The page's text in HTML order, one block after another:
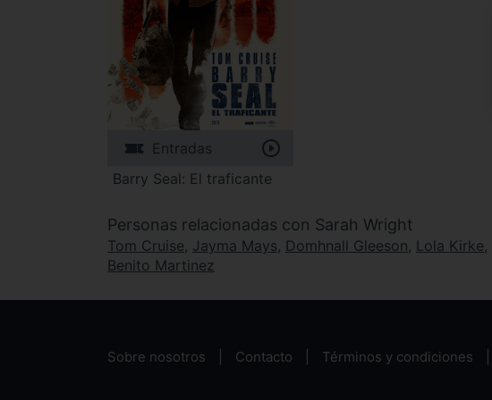
Entradas
Barry Seal: El traficante
Personas relacionadas con Sarah Wright
Tom Cruise, Jayma Mays, Domhnall Gleeson, Lola Kirke,
Benito Martinez
Sobre nosotros Contacto Términos y condiciones